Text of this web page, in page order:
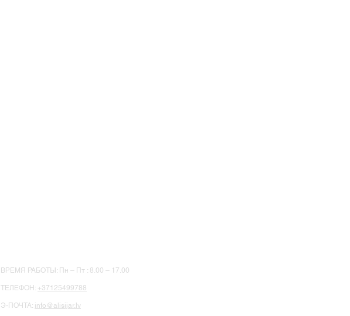
ВРЕМЯ РАБОТЫ: Пн – Пт : 8.00 – 17.00
ТЕЛЕФОН: +37125499788
Э-ПОЧТА: info@alisijar.lv